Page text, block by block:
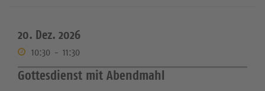
20. Dez. 2026
10:30 - 11:30
Gottesdienst mit Abendmahl